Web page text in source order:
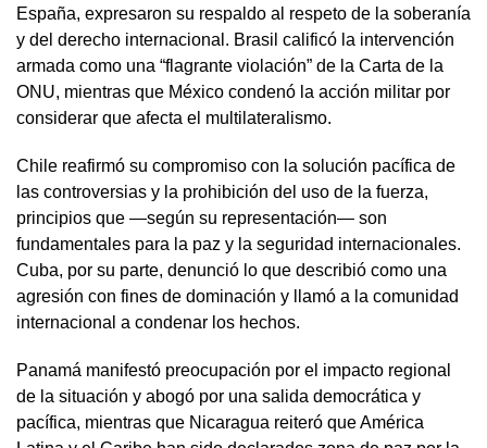
España, expresaron su respaldo al respeto de la soberanía
y del derecho internacional. Brasil calificó la intervención
armada como una “flagrante violación” de la Carta de la
ONU, mientras que México condenó la acción militar por
considerar que afecta el multilateralismo.
Chile reafirmó su compromiso con la solución pacífica de
las controversias y la prohibición del uso de la fuerza,
principios que —según su representación— son
fundamentales para la paz y la seguridad internacionales.
Cuba, por su parte, denunció lo que describió como una
agresión con fines de dominación y llamó a la comunidad
internacional a condenar los hechos.
Panamá manifestó preocupación por el impacto regional
de la situación y abogó por una salida democrática y
pacífica, mientras que Nicaragua reiteró que América